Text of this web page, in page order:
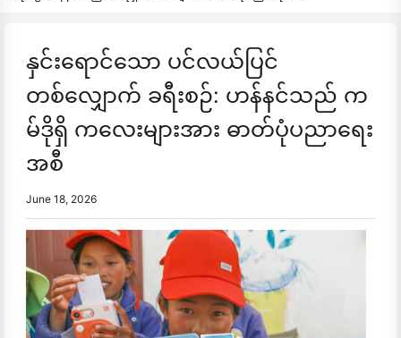
နှင်းရောင်သော ပင်လယ်ပြင်
တစ်လျှောက် ခရီးစဉ်: ဟန်နင်သည် က
မ်ဒိုရှိ ကလေးများအား ဓာတ်ပုံပညာရေး
အစီ
June 18, 2026